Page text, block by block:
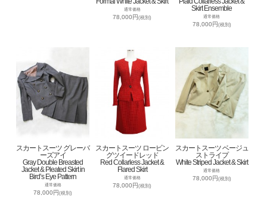
通常価格
78,000円(税別)
Skirt Ensemble
通常価格
78,000円(税別)
スカートスーツ グレーバ
ーズアイ
Gray Double Breasted
Jacket & Pleated Skirt in
Bird’s Eye Pattern
通常価格
78,000円(税別)
スカートスーツ ロービン
グツイードレッド
Red Collarless Jacket &
Flared Skirt
通常価格
78,000円(税別)
スカートスーツ ベージュ
ストライプ
White Striped Jacket & Skirt
通常価格
78,000円(税別)